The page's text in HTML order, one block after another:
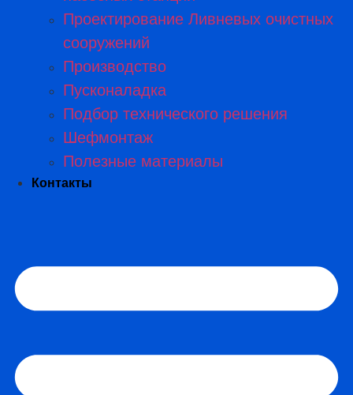
Проектирование Ливневых очистных
сооружений
Производство
Пусконаладка
Подбор технического решения
Шефмонтаж
Полезные материалы
Контакты